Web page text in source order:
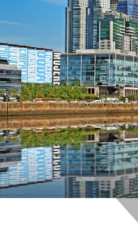
Ihre Cookie-Präferenzen verwalten
Wählen Sie, welche Cookies Sie
Die Cookierichtlinie finden Sie
Notwendig